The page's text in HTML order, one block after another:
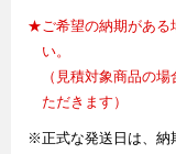
★ご希望の納期がある
い。
（見積対象商品の
ただきます）
※正式な発送日は、納